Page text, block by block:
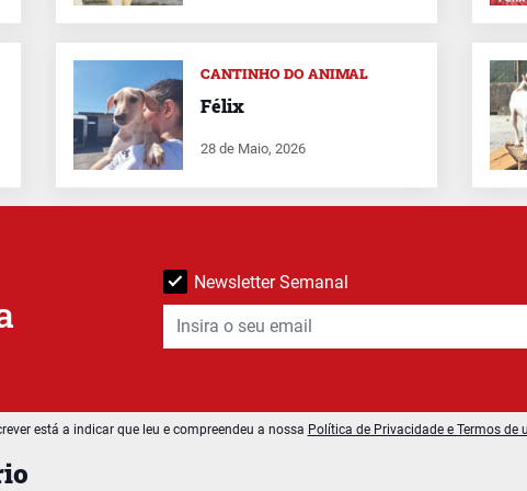
CANTINHO DO ANIMAL
Félix
28 de Maio, 2026
Newsletter Semanal
está a indicar que leu e compreendeu a nossa Política de Privacidade e Termos de